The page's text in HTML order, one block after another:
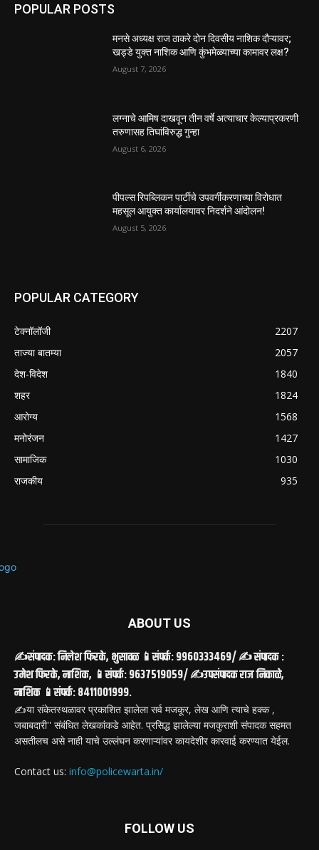
POPULAR POSTS
मनसे अध्यक्ष राज ठाकरे दोन दिवसीय नाशिक दौऱ्यावर;
खड्डे युक्त नाशिक आणि कुंभमेळ्याच्या कामावर लक्ष?
August 7, 2026
लग्नाचे आमिष दाखवून तीन वर्षे अत्याचार केल्याप्रकरणी
तरुणासह तिघांविरुद्ध गुन्हा
August 6, 2026
पीपल्स रिपब्लिकन पार्टीचे उपवर्गीकरणाच्या विरोधात
महसूल आयुक्त कार्यालयावर निदर्शने आंदोलन!
August 5, 2026
POPULAR CATEGORY
टेक्नॉलॉजी
2207
ताज्या बातम्या
2057
देश-विदेश
1840
शहर
1824
आरोग्य
1568
मनोरंजन
1427
सामाजिक
1030
राजकीय
935
ABOUT US
✍️संपादक: निलेश फिरके, भुसावळ 📱संपर्क: 9960333469/ ✍️ संपादक :
उमेश फिरके, नाशिक, 📱संपर्क: 9637519059/ ✍️उपसंपादक राज निकाळे,
नाशिक 📱संपर्क: 8411001999.
✍️या संकेतस्थळावर प्रकाशित झालेला सर्व मजकूर, लेख आणि त्याचे हक्क ,
जबाबदारी'' संबंधित लेखकांकडे आहेत. प्रसिद्ध झालेल्या मजकुराशी संपादक सहमत
असतीलच असे नाही याचे उल्लंघन करणाऱ्यांवर कायदेशीर कारवाई करण्यात येईल.
Contact us: info@policewarta.in/
FOLLOW US